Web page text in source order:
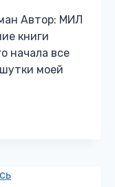
Автор: МИЛ
книги
начала все
моей